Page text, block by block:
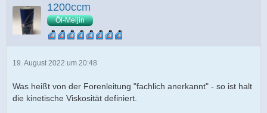
1200ccm
Öl-Meijin
19. August 2022 um 20:48
Was heißt von der Forenleitung "fachlich anerkannt" - so ist halt
die kinetische Viskosität definiert.